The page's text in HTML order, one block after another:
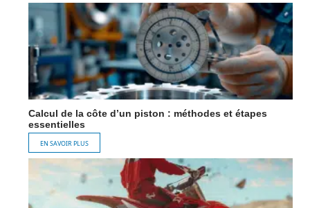
Calcul de la côte d’un piston : méthodes et étapes
essentielles
EN SAVOIR PLUS